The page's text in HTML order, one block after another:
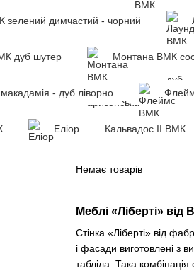
зелений димчастий - чорний
дуб шутер Монтана ВМК
- дуб ліворно
Еліор Кальвадос ІІ ВМК
Меблі «Ліберті»
Стінка «Ліберті» від
і фасади виготовлені з
табліла. Така
Немає товарів